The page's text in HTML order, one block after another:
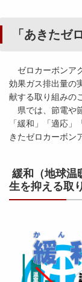
「あきたゼ
ゼロカーボンア
効果ガス排出量の
献する取り組みの
県では、節電や
「緩和」「適応
きたゼロカーボン
緩和
（地球
生を抑える取